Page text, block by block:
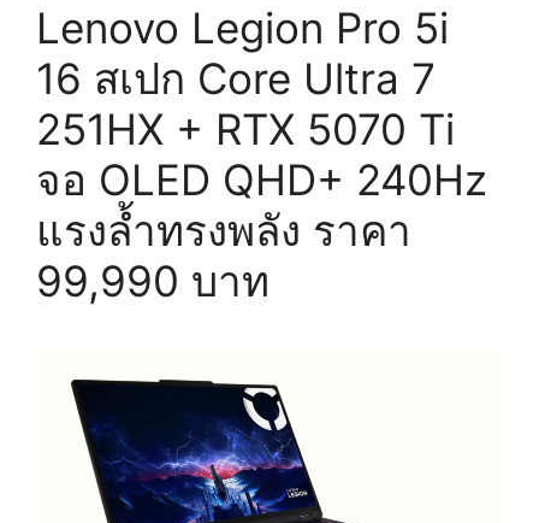
Lenovo Legion Pro 5i
16 สเปก Core Ultra 7
251HX + RTX 5070 Ti
จอ OLED QHD+ 240Hz
แรงล้ำทรงพลัง ราคา
99,990 บาท